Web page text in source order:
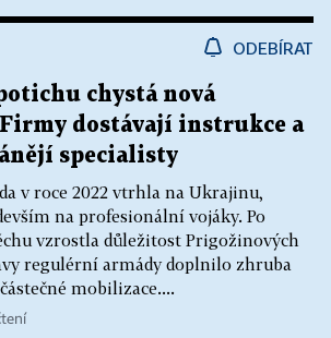
ODEBÍRAT
chystá nová
dostávají instrukce a
specialisty
v roce 2022 vtrhla na Ukrajinu,
na profesionální vojáky. Po
vzrostla důležitost Prigožinových
regulérní armády doplnilo zhruba
mobilizace....